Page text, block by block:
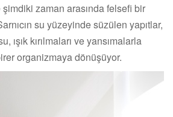
zaman arasında felsefi bir
su yüzeyinde süzülen yapıtlar,
ışık kırılmaları ve yansımalarla
organizmaya dönüşüyor.